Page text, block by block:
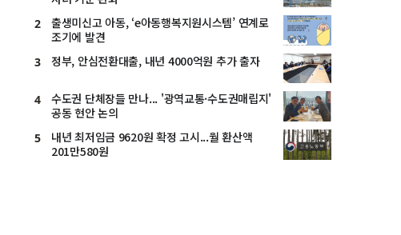
2
출생미신고 아동, ‘e아동행복지원시스템’ 연계로
조기에 발견
3 정부, 안심전환대출, 내년 4000억원 추가 출자
4
수도권 단체장들 만나... '광역교통·수도권매립지'
공동 현안 논의
5
내년 최저임금 9620원 확정 고시...월 환산액
201만580원